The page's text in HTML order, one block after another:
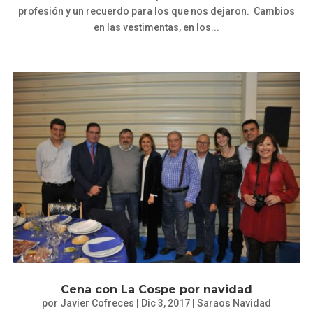
profesión y un recuerdo para los que nos dejaron. Cambios
en las vestimentas, en los...
Cena con La Cospe por navidad
por Javier Cofreces Dic 3, 2017| Saraos Navidad